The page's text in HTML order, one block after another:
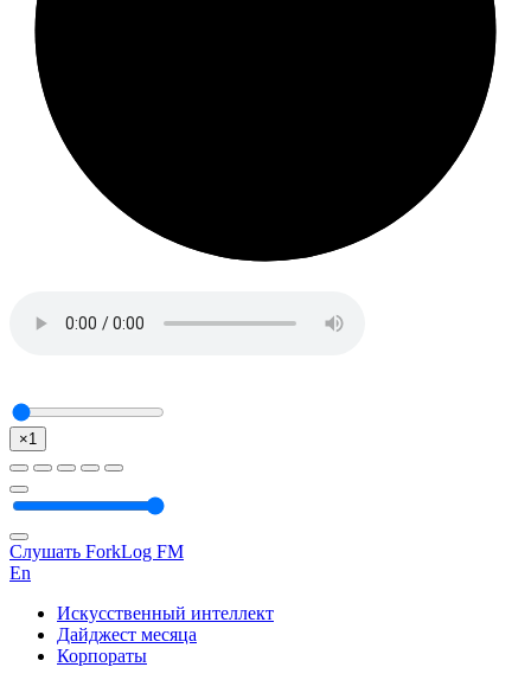
×1
Слушать ForkLog FM
En
Искусственный интеллект
Дайджест месяца
Корпораты